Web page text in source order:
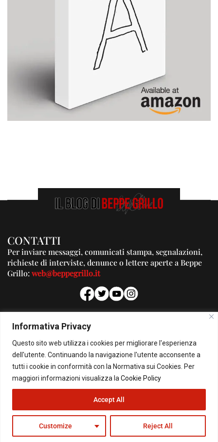
Informativa Privacy
Questo sito web utilizza i cookies per migliorare l'esperienza
dell'utente. Continuando la navigazione l'utente acconsente a
tutti i cookie in conformità con la Normativa sui Cookies. Per
maggiori informazioni visualizza la Cookie Policy
Customize Reject All
Accept All
CONTATTI
Per inviare messaggi, comunicati stampa, segnalazioni,
richieste di interviste, denunce o lettere aperte a Beppe
Grillo:web@beppegrillo.it
PUBBLICITA'
Per la tua pubblicità su questo Blog:
pubblicita@beppegrillo.it
© Copyright 2026 - Il Blog di Beppe Grillo. All Rights Reserved - Powered by
happygrafic.com